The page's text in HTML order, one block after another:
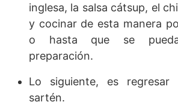
inglesa, la salsa cátsup, el
y cocinar de esta manera
o hasta que se
preparación.
Lo siguiente, es regresar
sartén.